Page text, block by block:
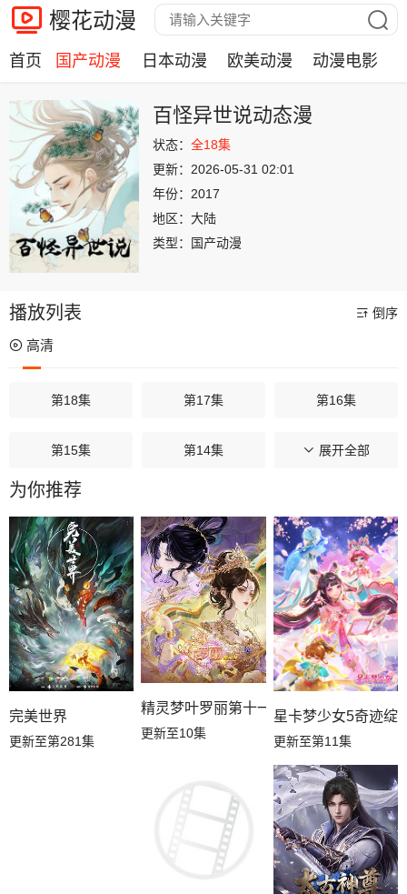
樱花动漫
首页 国产动漫 日本动漫 欧美动漫 动漫电影
百怪异世说动态漫
状态： 全18集
更新： 2026-05-31 02:01
年份： 2017
地区： 大陆
类型：
国产动漫
播放列表 倒序
高清
第18集 第17集 第16集
第15集 第14集 第13集
第12集
第09集 第08集 第07集
第06集 第05集 第04集
第03集 第02集 第01集
展开全部
为你推荐
完美世界
更新至第281集
精灵梦叶罗丽第十一季（下）
更新至10集
星卡梦少女5奇迹绽
更新至第11集